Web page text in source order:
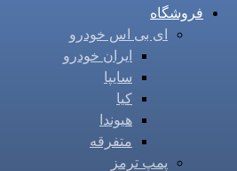
فروشگاه
ای بی اس خودرو
ایران خودرو
سایپا
کیا
هیوندا
متفرقه
پمپ ترمز